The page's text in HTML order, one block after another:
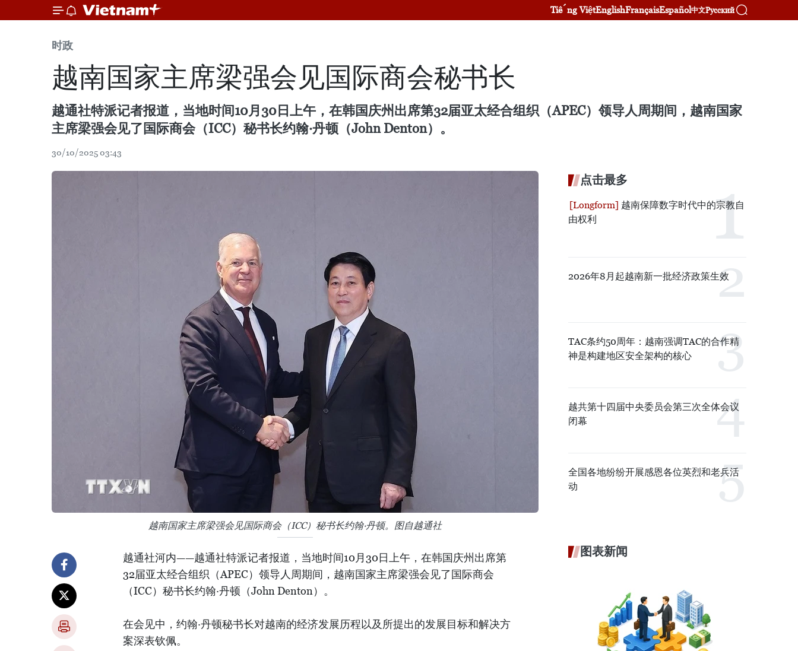
Tiếng ViệtEnglishFrançaisEspañol中文Русский
时政
越南国家主席梁强会见国际商会秘书长
越通社特派记者报道，当地时间10月30日上午，在韩国庆州出席第32届亚太经合组织（APEC）领导人周期间，越南国家
主席梁强会见了国际商会（ICC）秘书长约翰·丹顿（John Denton）。
30/10/2025 03:43
越南国家主席梁强会见国际商会（ICC）秘书长约翰·丹顿。图自越通社
越通社河内——越通社特派记者报道，当地时间10月30日上午，在韩国庆州出席第
32届亚太经合组织（APEC）领导人周期间，越南国家主席梁强会见了国际商会
（ICC）秘书长约翰·丹顿（John Denton）。
在会见中，约翰·丹顿秘书长对越南的经济发展历程以及所提出的发展目标和解决方
案深表钦佩。
点击最多
越南保障数字时代中的宗教自
由权利
2026年8月起越南新一批经济政策生效
TAC条约50周年：越南强调TAC的合作精
神是构建地区安全架构的核心
越共第十四届中央委员会第三次全体会议
闭幕
全国各地纷纷开展感恩各位英烈和老兵活
动
图表新闻